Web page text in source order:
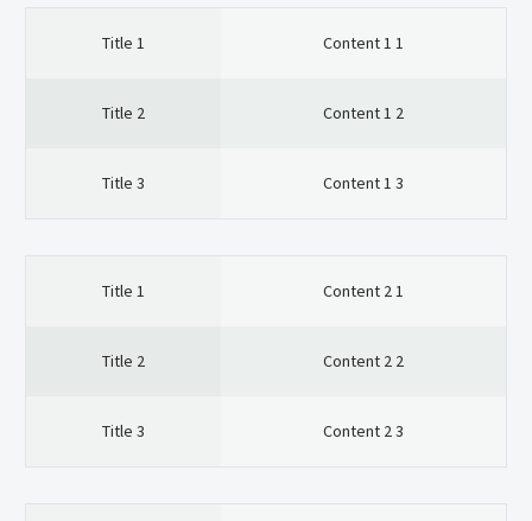
Title 1 Content 1 1
Title 2 Content 1 2
Title 3 Content 1 3
Title 1 Content 2 1
Title 2 Content 2 2
Title 3 Content 2 3